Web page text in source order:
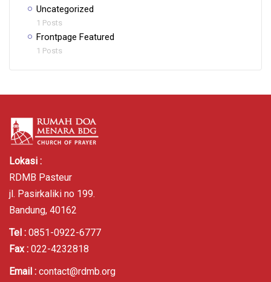
Uncategorized
1 Posts
Frontpage Featured
1 Posts
Lokasi :
RDMB Pasteur
jl. Pasirkaliki no 199.
Bandung, 40162
Tel : 0851-0922-6777
Fax : 022-4232818
Email : contact@rdmb.org